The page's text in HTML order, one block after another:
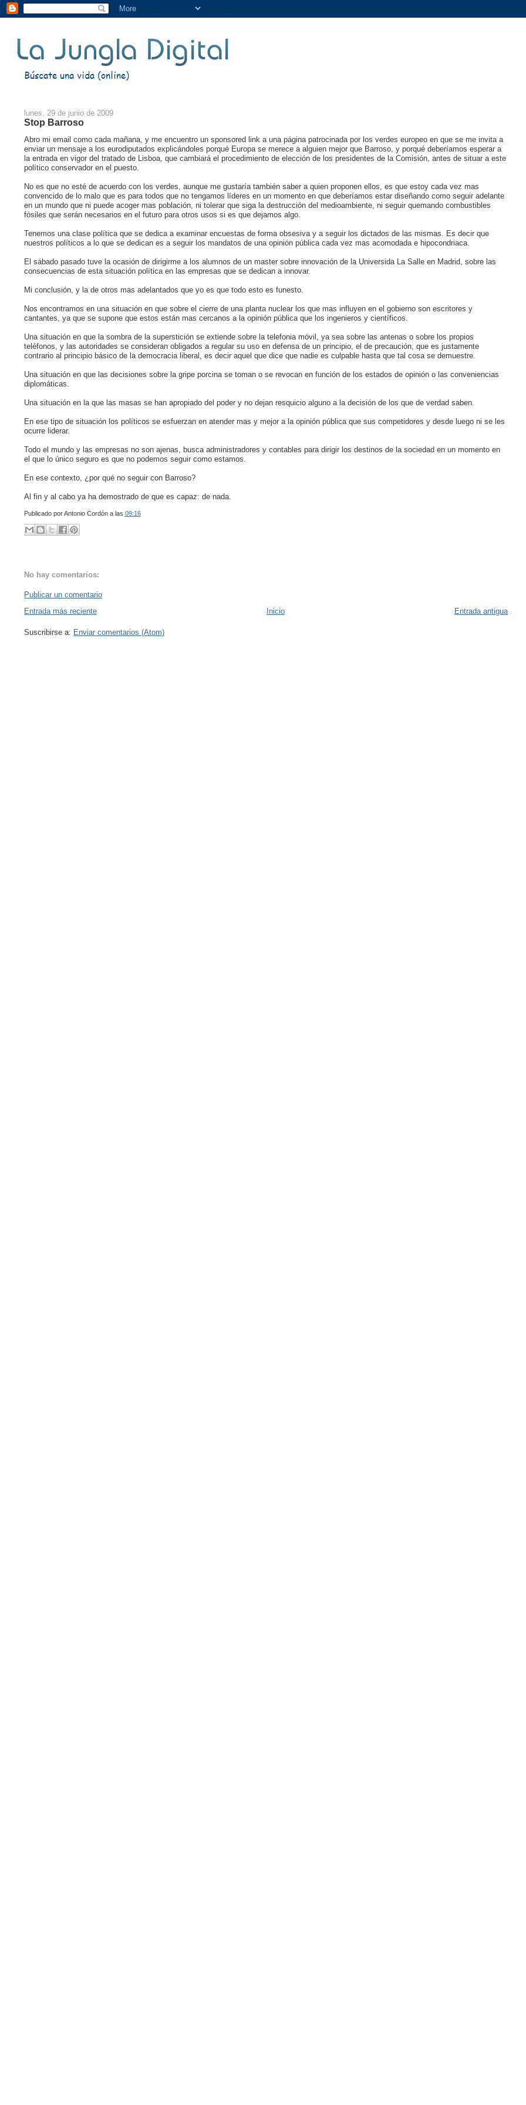
lunes, 29 de junio de 2009
Stop Barroso
Abro mi email como cada mañana, y me encuentro un sponsored link a una página patrocinada por los verdes europeo en que se me invita a
enviar un mensaje a los eurodiputados explicándoles porqué Europa se merece a alguien mejor que Barroso, y porqué deberíamos esperar a
la entrada en vigor del tratado de Lisboa, que cambiará el procedimiento de elección de los presidentes de la Comisión, antes de situar a este
político conservador en el puesto.
No es que no esté de acuerdo con los verdes, aunque me gustaría también saber a quien proponen ellos, es que estoy cada vez mas
convencido de lo malo que es para todos que no tengamos líderes en un momento en que deberíamos estar diseñando como seguir adelante
en un mundo que ni puede acoger mas población, ni tolerar que siga la destrucción del medioambiente, ni seguir quemando combustibles
fósiles que serán necesarios en el futuro para otros usos si es que dejamos algo.
Tenemos una clase política que se dedica a examinar encuestas de forma obsesiva y a seguir los dictados de las mismas. Es decir que
nuestros políticos a lo que se dedican es a seguir los mandatos de una opinión pública cada vez mas acomodada e hipocondriaca.
El sábado pasado tuve la ocasión de dirigirme a los alumnos de un master sobre innovación de la Universida La Salle en Madrid, sobre las
consecuencias de esta situación política en las empresas que se dedican a innovar.
Mi conclusión, y la de otros mas adelantados que yo es que todo esto es funesto.
Nos encontramos en una situación en que sobre el cierre de una planta nuclear los que mas influyen en el gobierno son escritores y
cantantes, ya que se supone que estos están mas cercanos a la opinión pública que los ingenieros y científicos.
Una situación en que la sombra de la superstición se extiende sobre la telefonia móvil, ya sea sobre las antenas o sobre los propios
teléfonos, y las autoridades se consideran obligados a regular su uso en defensa de un principio, el de precaución, que es justamente
contrario al principio básico de la democracia liberal, es decir aquel que dice que nadie es culpable hasta que tal cosa se demuestre.
Una situación en que las decisiones sobre la gripe porcina se toman o se revocan en función de los estados de opinión o las conveniencias
diplomáticas.
Una situación en la que las masas se han apropiado del poder y no dejan resquicio alguno a la decisión de los que de verdad saben.
En ese tipo de situación los políticos se esfuerzan en atender mas y mejor a la opinión pública que sus competidores y desde luego ni se les
ocurre liderar.
Todo el mundo y las empresas no son ajenas, busca administradores y contables para dirigir los destinos de la sociedad en un momento en
el que lo único seguro es que no podemos seguir como estamos.
En ese contexto, ¿por qué no seguir con Barroso?
Al fin y al cabo ya ha demostrado de que es capaz: de nada.
Publicado porAntonio Cordón a las 09:16
No hay comentarios:
Publicar un comentario
Entrada más reciente
Entrada antigua
Inicio
Suscribirse a: Enviar comentarios (Atom)